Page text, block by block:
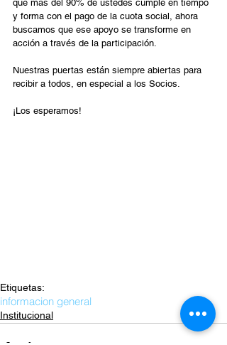
que más del 90% de ustedes cumple en tiempo
y forma con el pago de la cuota social, ahora
buscamos que ese apoyo se transforme en
acción a través de la participación.
Nuestras puertas están siempre abiertas para
recibir a todos, en especial a los Socios.
¡Los esperamos!
Etiquetas:
informacion general
Institucional